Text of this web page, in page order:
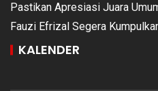
Pastikan Apresiasi Juara
Fauzi Efrizal Segera
KALENDER